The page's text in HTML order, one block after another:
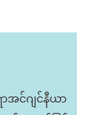
င်ဂျင်နီယာ